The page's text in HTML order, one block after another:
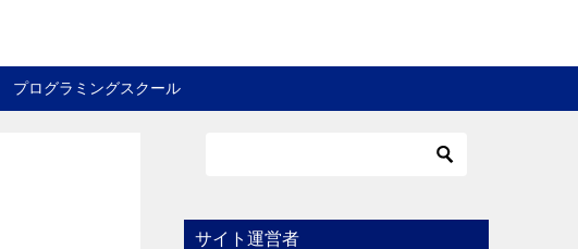
プログラミングスクール
サイト運営者